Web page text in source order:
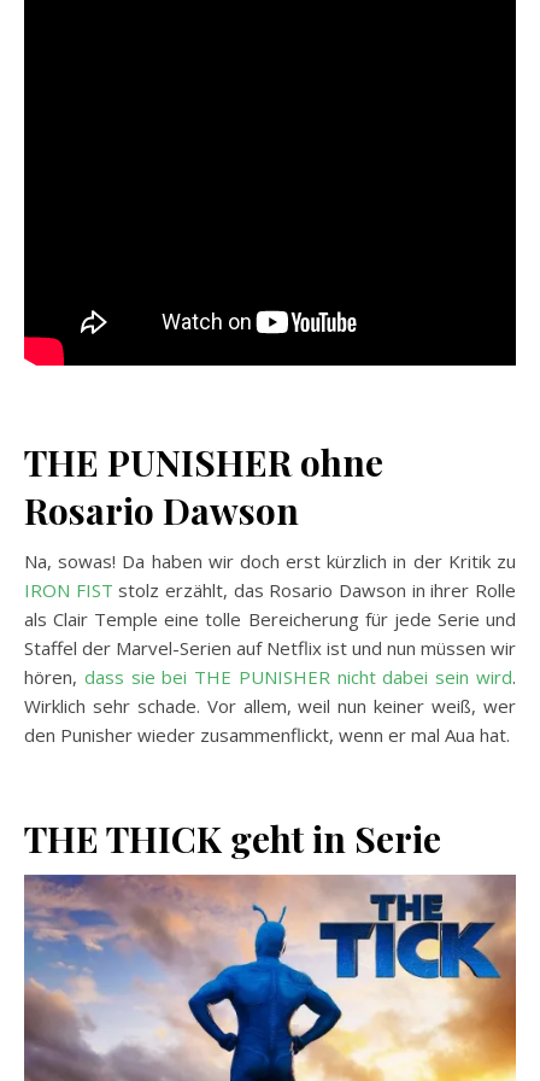
THE PUNISHER ohne
Rosario Dawson
Na, sowas! Da haben wir doch erst kürzlich in der Kritik zu
IRON FIST stolz erzählt, das Rosario Dawson in ihrer Rolle
als Clair Temple eine tolle Bereicherung für jede Serie und
Staffel der Marvel-Serien auf Netflix ist und nun müssen wir
hören, dass sie bei THE PUNISHER nicht dabei sein wird.
Wirklich sehr schade. Vor allem, weil nun keiner weiß, wer
den Punisher wieder zusammenflickt, wenn er mal Aua hat.
THE THICK geht in Serie